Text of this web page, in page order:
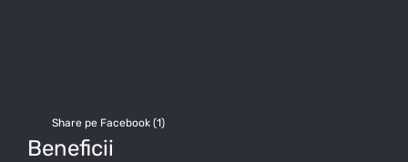
Share pe Facebook (1)
Beneficii